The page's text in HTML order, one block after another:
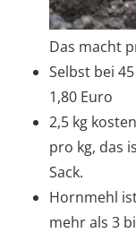
Das macht
Selbst bei
1,80 Euro
2,5 kg
pro kg, das
Sack.
Hornmehl
mehr als 3